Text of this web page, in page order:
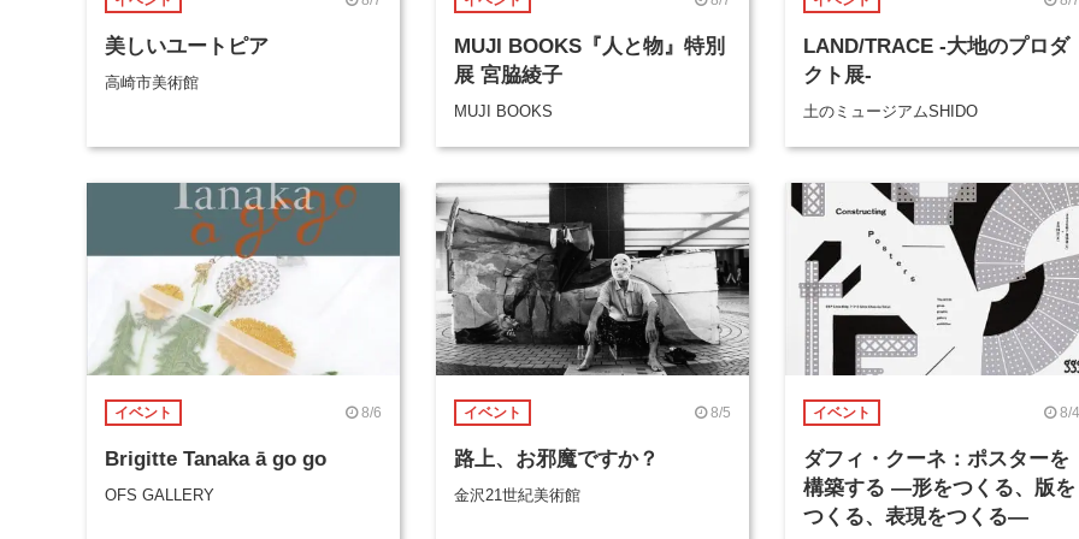
美しいユートピア
高崎市美術館
MUJI BOOKS『人と物』特別
展 宮脇綾子
MUJI BOOKS
LAND/TRACE -大地のプロダ
クト展-
土のミュージアムSHIDO
イベント 8/6
Brigitte Tanaka ā go go
OFS GALLERY
イベント 8/5
路上、お邪魔ですか？
金沢21世紀美術館
イベント 8/4
ダフィ・クーネ：ポスターを
構築する ―形をつくる、版を
つくる、表現をつくる―